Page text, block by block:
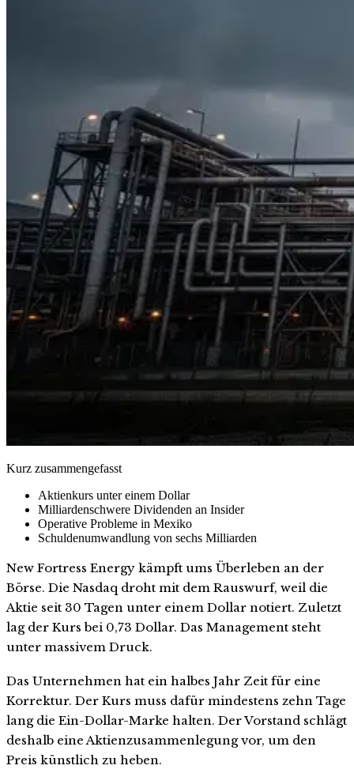
Kurz zusammengefasst
Aktienkurs unter einem Dollar
Milliardenschwere Dividenden an Insider
Operative Probleme in Mexiko
Schuldenumwandlung von sechs Milliarden
New Fortress Energy kämpft ums Überleben an der
Börse. Die Nasdaq droht mit dem Rauswurf, weil die
Aktie seit 30 Tagen unter einem Dollar notiert. Zuletzt
lag der Kurs bei 0,73 Dollar. Das Management steht
unter massivem Druck.
Das Unternehmen hat ein halbes Jahr Zeit für eine
Korrektur. Der Kurs muss dafür mindestens zehn Tage
lang die Ein-Dollar-Marke halten. Der Vorstand schlägt
deshalb eine Aktienzusammenlegung vor, um den
Preis künstlich zu heben.